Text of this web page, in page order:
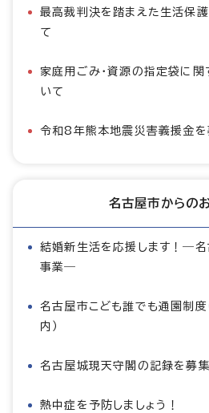
最高裁判決を踏まえた生活保
て
家庭用ごみ・資源の指定袋に
いて
令和8年熊本地震災害義援金を
名古屋市からの
結婚新生活を応援します！―
事業―
名古屋市こども誰でも通園制
内）
名古屋城現天守閣の記録を募
熱中症を予防しましょう！